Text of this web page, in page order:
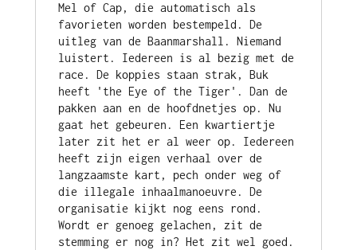
Mel of Cap, die automatisch als
favorieten worden bestempeld. De
uitleg van de Baanmarshall. Niemand
luistert. Iedereen is al bezig met de
race. De koppies staan strak, Buk
heeft 'the Eye of the Tiger'. Dan de
pakken aan en de hoofdnetjes op. Nu
gaat het gebeuren. Een kwartiertje
later zit het er al weer op. Iedereen
heeft zijn eigen verhaal over de
langzaamste kart, pech onder weg of
die illegale inhaalmanoeuvre. De
organisatie kijkt nog eens rond.
Wordt er genoeg gelachen, zit de
stemming er nog in? Het zit wel goed.